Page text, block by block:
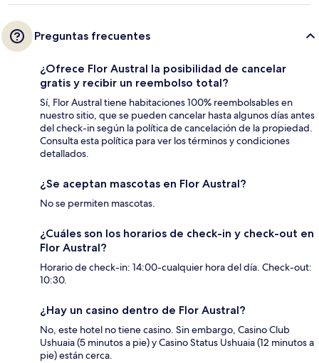
Preguntas frecuentes
¿Ofrece Flor Austral la posibilidad de cancelar
gratis y recibir un reembolso total?
Sí, Flor Austral tiene habitaciones 100% reembolsables en
nuestro sitio, que se pueden cancelar hasta algunos días antes
del check-in según la política de cancelación de la propiedad.
Consulta esta política para ver los términos y condiciones
detallados.
¿Se aceptan mascotas en Flor Austral?
No se permiten mascotas.
¿Cuáles son los horarios de check-in y check-out en
Flor Austral?
Horario de check-in: 14:00-cualquier hora del día. Check-out:
10:30.
¿Hay un casino dentro de Flor Austral?
No, este hotel no tiene casino. Sin embargo, Casino Club
Ushuaia (5 minutos a pie) y Casino Status Ushuaia (12 minutos a
pie) están cerca.